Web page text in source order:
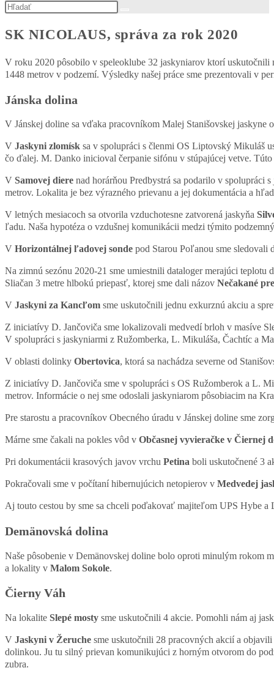
Search
website
SK NICOLAUS, správa za rok 2020
V roku 2020 pôsobilo v speleoklube 32 jaskyniarov ktorí
1448 metrov v podzemí. Výsledky našej práce sme prezentovali v
Jánska dolina
V Jánskej doline sa vďaka pracovníkom Malej Stanišovskej
V Jaskyni zlomísk sa v spolupráci s členmi OS Liptovský Mikuláš
čo ďalej. M. Danko inicioval čerpanie sifónu v stúpajúcej vetve.
V Samovej diere nad horárňou Predbystrá sa podarilo v
metrov. Lokalita je bez výrazného prievanu a jej dokumentácia a
V letných mesiacoch sa otvorila vzduchotesne zatvorená jaskyňa
ľadu. Naša hypotéza o vzdušnej komunikácii medzi týmito
V Horizontálnej ľadovej sonde pod Starou Poľanou sme sledovali
Na zimnú sezónu 2020-21 sme umiestnili dataloger merajúci teplotu
Sliačan 3 metre hlbokú priepasť, ktorej sme dali názov Nečakané
V Jaskyni za Kancľom sme uskutočnili jednu exkurznú akciu a
Z iniciatívy D. Jančoviča sme lokalizovali medvedí brloh v masíve
V spolupráci s jaskyniarmi z Ružomberka, L. Mikuláša, Čachtíc a
V oblasti dolinky Obertovica, ktorá sa nachádza severne od
Z iniciatívy D. Jančoviča sme v spolupráci s OS Ružomberok a L.
metrov. Informácie o nej sme odoslali jaskyniarom pôsobiacim na
Pre starostu a pracovníkov Obecného úradu v Jánskej doline sme
Márne sme čakali na pokles vôd v Občasnej vyvieračke v Čiernej
Pri dokumentácii krasových javov vrchu Petina boli uskutočnené 3
Pokračovali sme v počítaní hibernujúcich netopierov v Medvedej
Aj touto cestou by sme sa chceli poďakovať majiteľom UPS Hybe a
Demänovská dolina
Naše pôsobenie v Demänovskej doline bolo oproti minulým rokom
a lokality v Malom Sokole.
Čierny Váh
Na lokalite Slepé mosty sme uskutočnili 4 akcie. Pomohli nám aj
V Jaskyni v Žeruche sme uskutočnili 28 pracovných akcií a
dolinkou. Ju tu silný prievan komunikujúci z horným otvorom do
zubra.